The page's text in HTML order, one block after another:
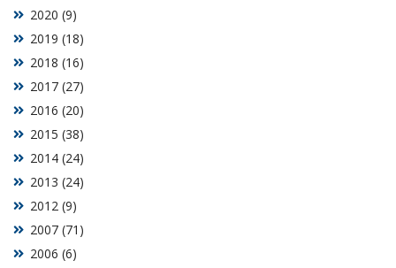
2006 (6)
2007 (71)
2012 (9)
2013 (24)
2014 (24)
2015 (38)
2016 (20)
2017 (27)
2018 (16)
2019 (18)
2020 (9)